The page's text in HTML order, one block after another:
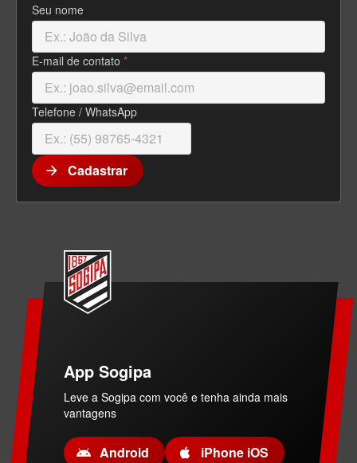
Seu nome
E-mail de contato *
Telefone / WhatsApp
arrow_forward Cadastrar
App Sogipa
Leve a Sogipa com você e tenha ainda mais
vantagens
Android iPhone iOS